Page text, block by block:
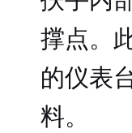
撑点。
的仪表
料。